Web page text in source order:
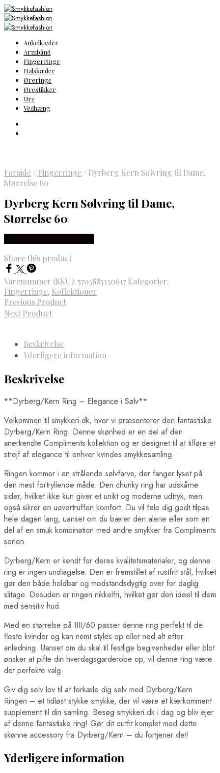
Ankelkæder
Armbånd
Fingerringe
Halskæder
Øreringe
Ørestikker
Ure
Vedhæng
Forside / Fingerringe / Dyrberg Kern Sølvring til Dame,
Størrelse 60
Dyrberg Kern Sølvring til Dame,
Størrelse 60
Share this product
Varenummer (SKU): 5703885330617 Kategorier:
Fingerringe, Kollektioner
Previous Product
Next Product
Beskrivelse
Yderligere information
Beskrivelse
**Dyrberg/Kern Ring – Elegance i Sølv**
Velkommen til smykkeri.dk, hvor vi præsenterer den fantastiske
Dyrberg/Kern Ring. Denne skønhed er en del af den
anerkendte Compliments kollektion og er designet til at tilføre et
strejf af elegance til enhver kvindes smykkesamling.
Ringen kommer i en strålende sølvfarve, der fanger lyset på
den mest fortryllende måde. Den chunky ring har udskårne
sider, hvilket ikke kun giver et unikt og moderne udtryk, men
også sikrer en uovertruffen komfort. Du vil føle dig godt tilpas
hele dagen lang, uanset om du bærer den alene eller som en
del af en smuk kombination med andre smykker fra Compliments
serien.
Dyrberg/Kern er kendt for deres kvalitetsmaterialer, og denne
ring er ingen undtagelse. Den er fremstillet af rustfrit stål, hvilket
gør den både holdbar og modstandsdygtig over for daglig
slitage. Desuden er ringen nikkelfri, hvilket gør den ideel til dem
med sensitiv hud.
Med en størrelse på IIII/60 passer denne ring perfekt til de
fleste kvinder og kan nemt styles op eller ned alt efter
anledning. Uanset om du skal til festlige begivenheder eller blot
ønsker at pifte din hverdagsgarderobe op, vil denne ring være
det perfekte valg.
Giv dig selv lov til at forkæle dig selv med Dyrberg/Kern
Ringen – et tidløst stykke smykke, der vil være et kærkomment
supplement til din samling. Besøg smykkeri.dk i dag og bliv ejer
af denne fantastiske ring! Gør dit outfit komplet med dette
skønne accessory fra Dyrberg/Kern – du fortjener det!
Yderligere information